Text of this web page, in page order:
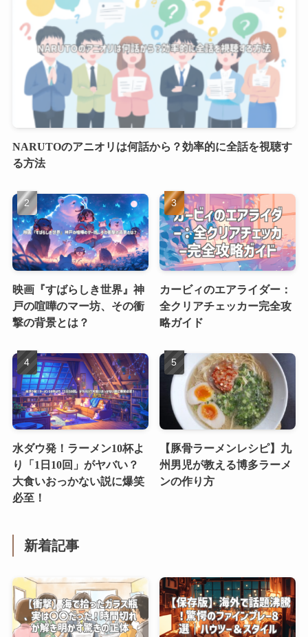
NARUTOのアニオリは何話から？効率的に全話を視聴す
る方法
映画『すばらしき世界』神
戸の喧嘩のマー坊、その衝
撃の背景とは？
カービィのエアライダー：
全クリアチェッカー完全攻
略ガイド
水ダウ発！ラーメン10杯よ
り「1日10回」がヤバい？
大食いおっかない説に爆笑
必至！
【豚骨ラーメンレシピ】九
州男児が教える博多ラーメ
ンの作り方
新着記事